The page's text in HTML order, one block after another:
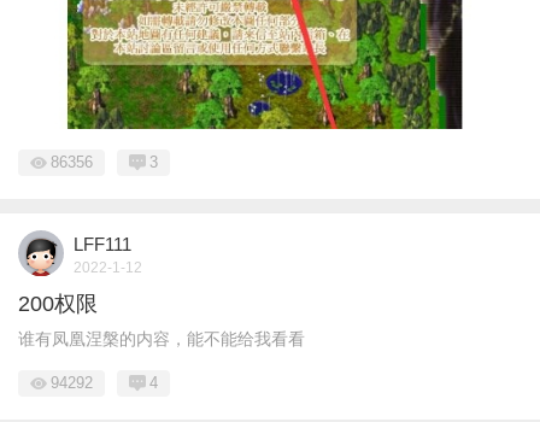
86356 3
LFF111
2022-1-12
200权限
谁有凤凰涅槃的内容，能不能给我看看
94292 4